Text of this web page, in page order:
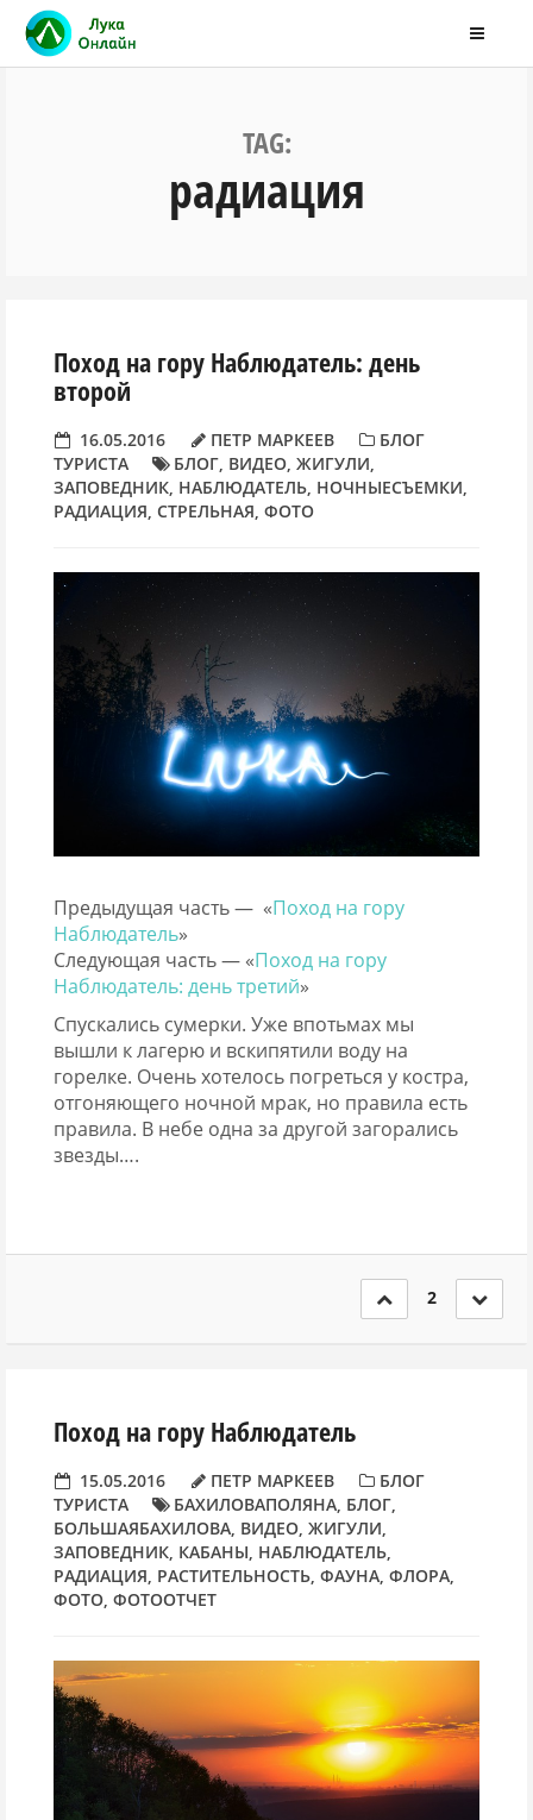
TAG:
радиация
Поход на гору Наблюдатель: день
второй
16.05.2016 ПЕТР МАРКЕЕВ
БЛОГ
ТУРИСТА
БЛОГ, ВИДЕО, ЖИГУЛИ,
ЗАПОВЕДНИК, НАБЛЮДАТЕЛЬ, НОЧНЫЕСЪЕМКИ,
РАДИАЦИЯ, СТРЕЛЬНАЯ, ФОТО
Предыдущая часть — «Поход на гору
Наблюдатель»
Следующая часть — «Поход на гору
Наблюдатель: день третий»
Спускались сумерки. Уже впотьмах мы
вышли к лагерю и вскипятили воду на
горелке. Очень хотелось погреться у костра,
отгоняющего ночной мрак, но правила есть
правила. В небе одна за другой загорались
звезды….
2
Поход на гору Наблюдатель
15.05.2016 ПЕТР МАРКЕЕВ
БЛОГ
ТУРИСТА
БАХИЛОВАПОЛЯНА, БЛОГ,
БОЛЬШАЯБАХИЛОВА, ВИДЕО, ЖИГУЛИ,
ЗАПОВЕДНИК, КАБАНЫ, НАБЛЮДАТЕЛЬ,
РАДИАЦИЯ, РАСТИТЕЛЬНОСТЬ, ФАУНА, ФЛОРА,
ФОТО, ФОТООТЧЕТ